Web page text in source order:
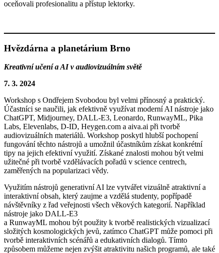
oceňovali profesionalitu a přístup lektorky.
Hvězdárna a planetárium Brno
Kreativní učení a AI v audiovizuálním světě
7. 3. 2024
Workshop s Ondřejem Svobodou byl velmi přínosný a praktický.
Účastníci se naučili, jak efektivně využívat moderní AI nástroje jako
ChatGPT, Midjourney, DALL-E3, Leonardo, RunwayML, Pika
Labs, Elevenlabs, D-ID, Heygen.com a aiva.ai při tvorbě
audiovizuálních materiálů. Workshop poskytl hlubší pochopení
fungování těchto nástrojů a umožnil účastníkům získat konkrétní
tipy na jejich efektivní využití. Získané znalosti mohou být velmi
užitečné při tvorbě vzdělávacích pořadů v science centrech,
zaměřených na popularizaci vědy.
Využitím nástrojů generativní AI lze vytvářet vizuálně atraktivní a
interaktivní obsah, který zaujme a vzdělá studenty, popřípadě
návštěvníky z řad veřejnosti všech věkových kategorií. Například
nástroje jako DALL-E3
a RunwayML mohou být použity k tvorbě realistických vizualizací
složitých kosmologických jevů, zatímco ChatGPT může pomoci při
tvorbě interaktivních scénářů a edukativních dialogů. Tímto
způsobem můžeme nejen zvýšit atraktivitu našich programů, ale také